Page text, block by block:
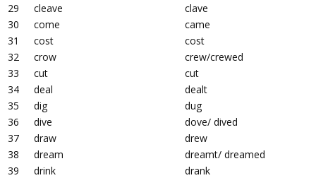
29
cleave
clave
30
come
came
31
cost
cost
32
crow
crew/crewed
33
cut
cut
34
deal
dealt
35
dig
dug
36
dive
dove/ dived
37
draw
drew
38
dream
dreamt/ dreamed
39
drink
drank